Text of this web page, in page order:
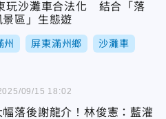
玩沙灘車合法化 結合「落
景區」生態遊
州 屏東滿州鄉 沙灘車
幅落後謝龍介！林俊憲：藍灌
09/15 18:02